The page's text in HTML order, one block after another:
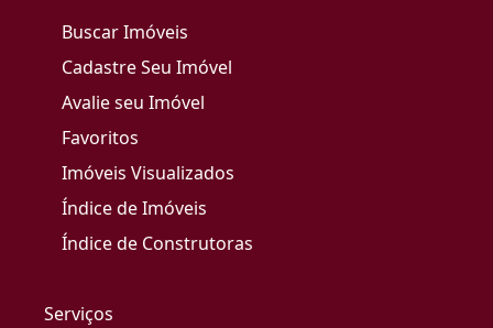
Buscar Imóveis
Cadastre Seu Imóvel
Avalie seu Imóvel
Favoritos
Imóveis Visualizados
Índice de Imóveis
Índice de Construtoras
Serviços